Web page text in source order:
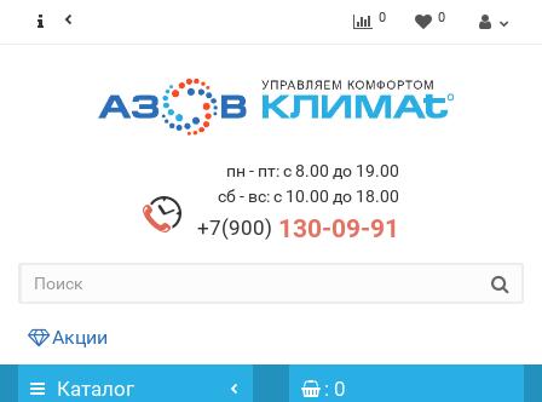
0 0
пн - пт: с 8.00 до 19.00
сб - вс: с 10.00 до 18.00
+7(900) 130-09-91
Акции
Каталог : 0